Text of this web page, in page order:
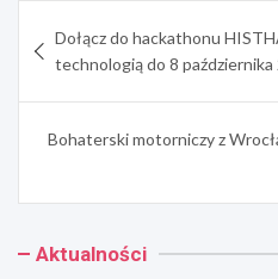
wpisu
Dołącz do hackathonu
technologią do 8 października
Bohaterski motorniczy z
Aktualności